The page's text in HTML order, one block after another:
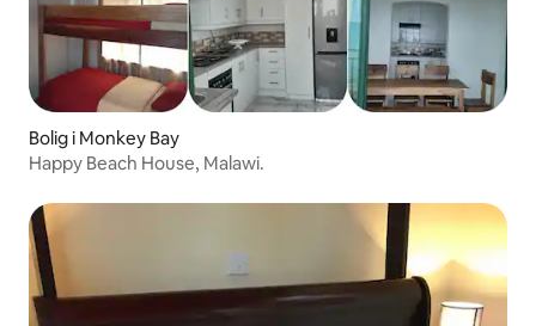
Bolig i Monkey Bay
Happy Beach House, Malawi.